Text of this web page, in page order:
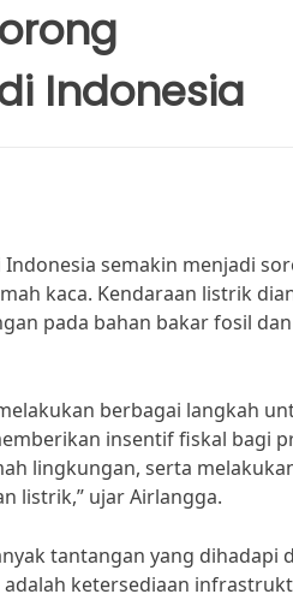
Indonesia
semakin menjadi
kaca. Kendaraan listrik
pada bahan bakar fosil dan
berbagai langkah
insentif fiskal bagi
lingkungan, serta
listrik,” ujar Airlangga.
tantangan yang dihadapi
ketersediaan